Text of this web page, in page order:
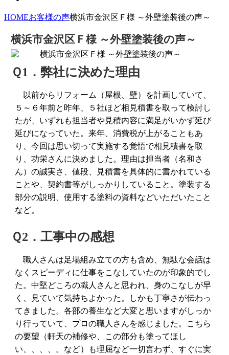
HOMEお客様の声横浜市金沢区Ｆ様 ～外壁塗装後の声～
横浜市金沢区Ｆ様 ～外壁塗装後の声～
Ｑ1．弊社に決めた理由
以前からリフォーム（屋根、壁）を計画していて、
５～６年前と昨年、５社ほど相見積書を取って検討し
たが、いずれも担当者や見積内容に満足がいかず延び
延びになっていた。来年、消費税が上がることもあ
り、今回は思い切って実施する覚悟で相見積書を取
り、功栄さんに決めました。理由は担当者（名和さ
ん）の誠実さ、値段、見積書を具体的に書かれている
ことや、契約書等がしっかりしていること。塗装する
部分の説明、使用する塗料の資料などいただいたこと
など。
Ｑ2．工事中の感想
職人さんは足場組み立ての方も含め、無駄な会話は
なくスピーディに仕事をこなしていたのが印象的でし
た。中堅どころの職人さんと思われ、身のこなしが早
く、見ていて気持ちよかった。しかも丁寧さが伝わっ
てきました。各部の養生など大変と思いますがしっか
り行っていて、プロの職人さんを感じました。こちら
の要望（軒天の補修や、この部分も塗ってほし
い、、、、。など）も理屈など一切言わず、すぐに実